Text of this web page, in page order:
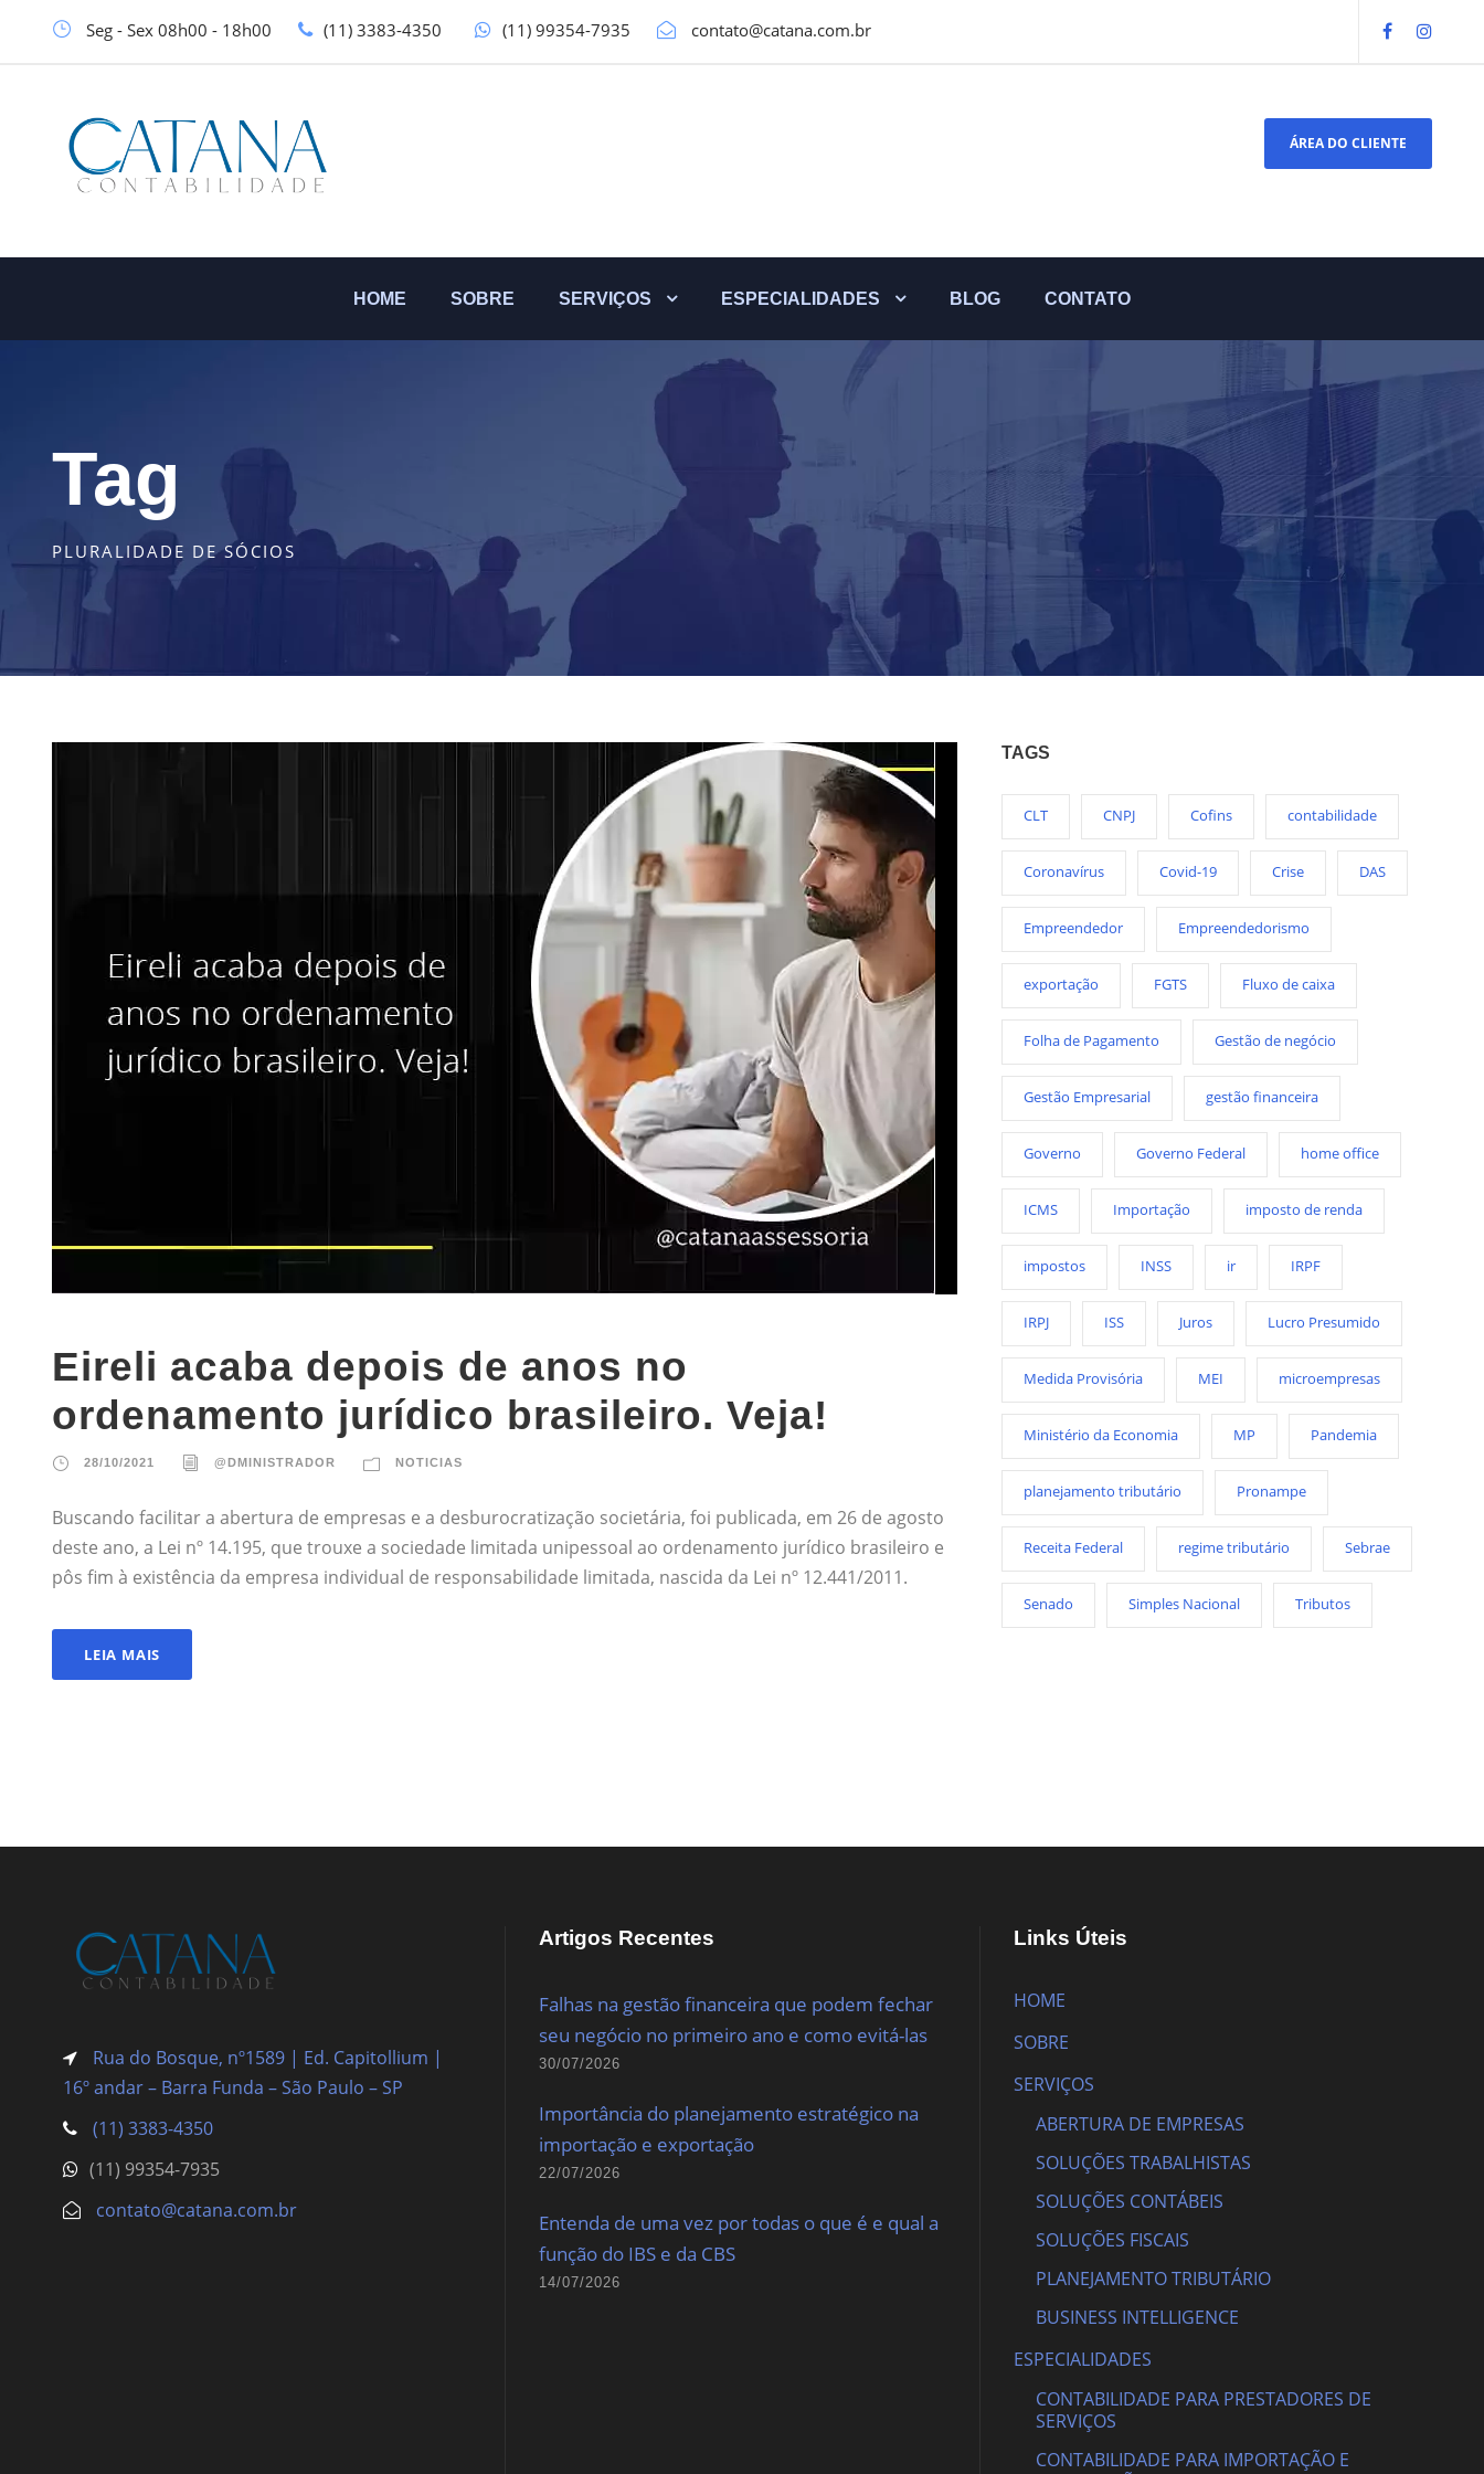
Seg - Sex 08h00 - 18h00 (11) 3383-4350 (11) 99354-7935 contato@catana.com.br
ÁREA DO CLIENTE
HOME SOBRE SERVIÇOS ESPECIALIDADES BLOG CONTATO
Tag
PLURALIDADE DE SÓCIOS
Eireli acaba depois de anos no
ordenamento jurídico brasileiro. Veja!
28/10/2021 @DMINISTRADOR NOTICIAS
Buscando facilitar a abertura de empresas e a desburocratização societária, foi publicada, em 26 de agosto
deste ano, a Lei nº 14.195, que trouxe a sociedade limitada unipessoal ao ordenamento jurídico brasileiro e
pôs fim à existência da empresa individual de responsabilidade limitada, nascida da Lei nº 12.441/2011.
LEIA MAIS
TAGS
CLT CNPJ Cofins contabilidade
Coronavírus Covid-19 Crise DAS
Empreendedor Empreendedorismo
exportação FGTS Fluxo de caixa
Folha de Pagamento Gestão de negócio
Gestão Empresarial gestão financeira
Governo Governo Federal home office
ICMS Importação imposto de renda
impostos INSS ir IRPF
IRPJ ISS Juros Lucro Presumido
Medida Provisória MEI microempresas
Ministério da Economia MP Pandemia
planejamento tributário Pronampe
Receita Federal regime tributário Sebrae
Senado Simples Nacional Tributos
Rua do Bosque, nº1589 | Ed. Capitollium |
16º andar – Barra Funda – São Paulo – SP
(11) 3383-4350
(11) 99354-7935
contato@catana.com.br
Artigos Recentes
Falhas na gestão financeira que podem fechar
seu negócio no primeiro ano e como evitá-las
30/07/2026
Importância do planejamento estratégico na
importação e exportação
22/07/2026
Entenda de uma vez por todas o que é e qual a
função do IBS e da CBS
14/07/2026
Links Úteis
HOME
SOBRE
SERVIÇOS
ABERTURA DE EMPRESAS
SOLUÇÕES TRABALHISTAS
SOLUÇÕES CONTÁBEIS
SOLUÇÕES FISCAIS
PLANEJAMENTO TRIBUTÁRIO
BUSINESS INTELLIGENCE
ESPECIALIDADES
CONTABILIDADE PARA PRESTADORES DE
SERVIÇOS
CONTABILIDADE PARA IMPORTAÇÃO E